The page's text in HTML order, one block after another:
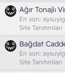
Ağır Tonajlı
En son:
Site Tanıtımları
Bağdat
En son:
Site Tanıtımları